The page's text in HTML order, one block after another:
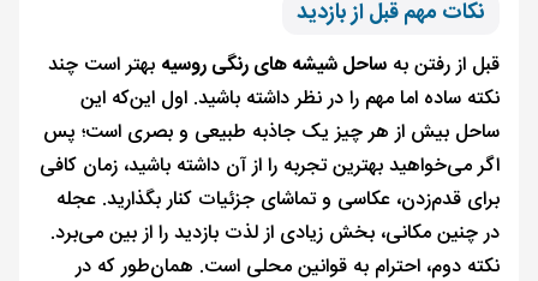
نکات مهم قبل از بازدید
قبل از رفتن به ساحل شیشه های رنگی روسیه بهتر است چند
نکته ساده اما مهم را در نظر داشته باشید. اول این‌که این
ساحل بیش از هر چیز یک جاذبه طبیعی و بصری است؛ پس
اگر می‌خواهید بهترین تجربه را از آن داشته باشید، زمان کافی
برای قدم‌زدن، عکاسی و تماشای جزئیات کنار بگذارید. عجله
در چنین مکانی، بخش زیادی از لذت بازدید را از بین می‌برد.
نکته دوم، احترام به قوانین محلی است. همان‌طور که در